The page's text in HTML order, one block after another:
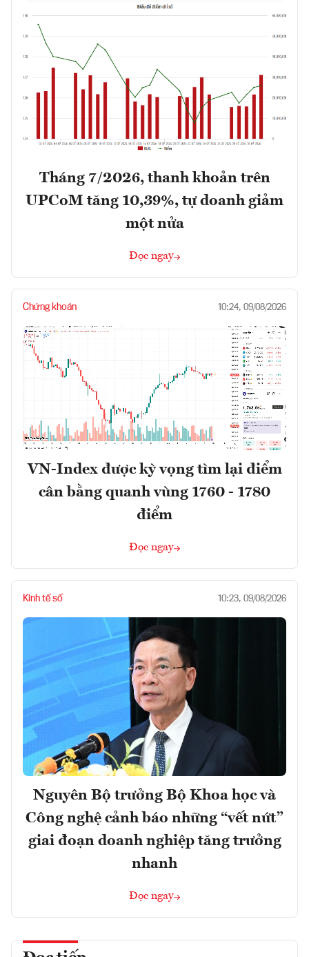
Tháng 7/2026, thanh khoản trên
UPCoM tăng 10,39%, tự doanh giảm
một nửa
Đọc ngay
Chứng khoán 10:24, 09/08/2026
VN-Index được kỳ vọng tìm lại điểm
cân bằng quanh vùng 1760 - 1780
điểm
Đọc ngay
Kinh tế số 10:23, 09/08/2026
Nguyên Bộ trưởng Bộ Khoa học và
Công nghệ cảnh báo những “vết nứt”
giai đoạn doanh nghiệp tăng trưởng
nhanh
Đọc ngay